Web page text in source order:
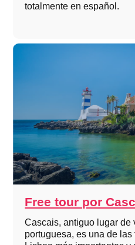
totalmente en español.
Free tour por
Cascais, antiguo lugar de
portuguesa, es una de